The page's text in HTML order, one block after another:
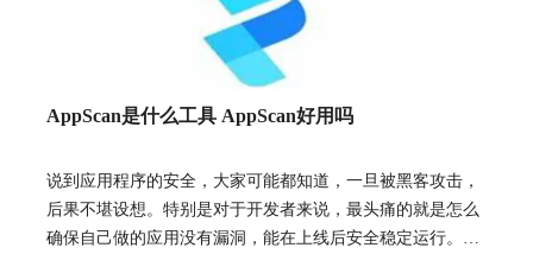
AppScan是什么工具 AppScan好用吗
说到应用程序的安全，大家可能都知道，一旦被黑客攻击，
后果不堪设想。特别是对于开发者来说，最头痛的就是怎么
确保自己做的应用没有漏洞，能在上线后安全稳定运行。于